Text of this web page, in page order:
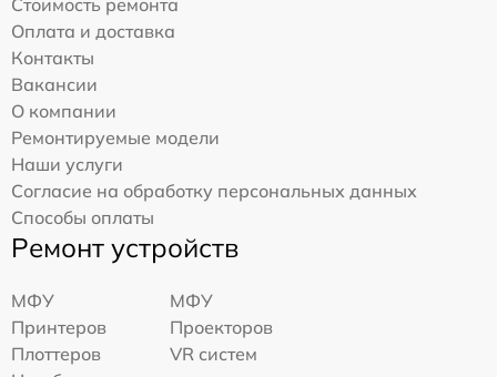
Оплата и доставка
Контакты
Вакансии
О компании
Ремонтируемые модели
Наши услуги
Согласие на обработку персональных данных
Способы оплаты
Ремонт устройств
МФУ
МФУ
Принтеров
Проекторов
Плоттеров
VR систем